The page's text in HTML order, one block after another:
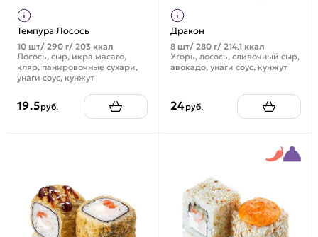
Темпура Лосось
10 шт/ 290 г/ 203 ккал
Лосось, сыр, икра масаго,
кляр, панировочные сухари,
унаги соус, кунжут
19.5руб.
Дракон
8 шт/ 280 г/ 214.1 ккал
Угорь, лосось, сливочный сыр,
авокадо, унаги соус, кунжут
24руб.